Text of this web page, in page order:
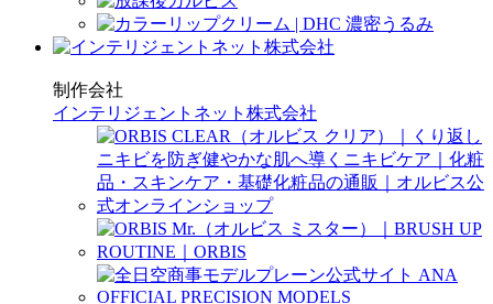
制作会社
インテリジェントネット株式会社